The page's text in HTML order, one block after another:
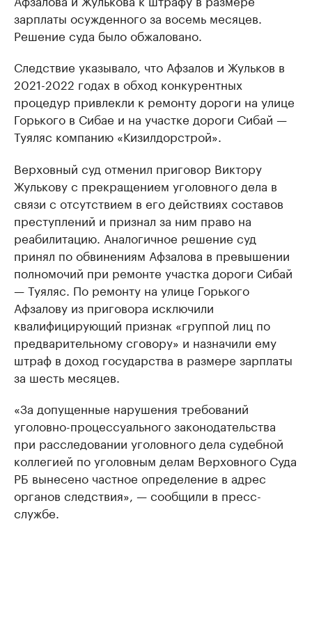
зарплаты осужденного за восемь месяцев.
Решение суда было обжаловано.
Следствие указывало, что Афзалов и Жульков в
2021-2022 годах в обход конкурентных
процедур привлекли к ремонту дороги на улице
Горького в Сибае и на участке дороги Сибай —
Туяляс компанию «Кизилдорстрой».
Верховный суд отменил приговор Виктору
Жулькову с прекращением уголовного дела в
связи с отсутствием в его действиях составов
преступлений и признал за ним право на
реабилитацию. Аналогичное решение суд
принял по обвинениям Афзалова в превышении
полномочий при ремонте участка дороги Сибай
— Туяляс. По ремонту на улице Горького
Афзалову из приговора исключили
квалифицирующий признак «группой лиц по
предварительному сговору» и назначили ему
штраф в доход государства в размере зарплаты
за шесть месяцев.
«За допущенные нарушения требований
уголовно-процессуального законодательства
при расследовании уголовного дела судебной
коллегией по уголовным делам Верховного Суда
РБ вынесено частное определение в адрес
органов следствия», — сообщили в пресс-
службе.